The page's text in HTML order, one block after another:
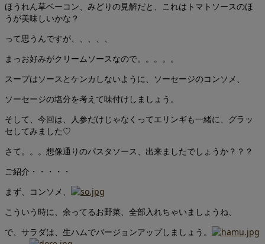
ほうれん草ベーコン、みどりの見解だと、これはトマトソースのほ
うが美味しいかな？
って思うんですが、、、、、
まっお好みがクリームソースなので。。。。。
スープはソースとケンカしないように、ソーセージのコンソメ、
ソーセージの塩分を考えて味付けしましょう。
そして、今回は、人参だけじゃなくってエリンギも一緒に、グラッ
セしてみました♡
さて。。。想像通りのパスタソース、出来ましたでしょうか？？？
ご紹介・・・・・
まず、コンソメ、
こういう時に、余ってるお野菜、全部入れちゃいましょうね、
で、サラダは、生ハムでバージョンアップしましょう。